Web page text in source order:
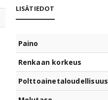
LISÄTIEDOT
Paino
Renkaan korkeus
Polttoainetaloudellisuus